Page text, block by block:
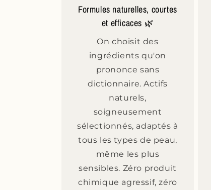
Formules naturelles, courtes
et efficaces 🌿
On choisit des
ingrédients qu'on
prononce sans
dictionnaire. Actifs
naturels,
soigneusement
sélectionnés, adaptés à
tous les types de peau,
même les plus
sensibles. Zéro produit
chimique agressif, zéro